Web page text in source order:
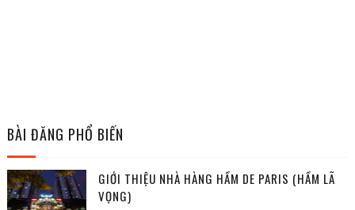
BÀI ĐĂNG PHỔ BIẾN
GIỚI THIỆU NHÀ HÀNG HẦM DE PARIS (HẦM LÃ
VỌNG)